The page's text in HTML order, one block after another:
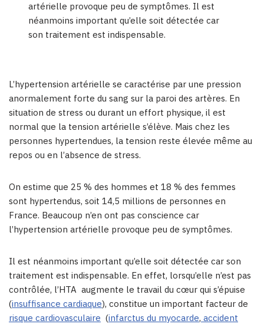
artérielle provoque peu de symptômes. Il est
néanmoins important qu’elle soit détectée car
son traitement est indispensable.
L’hypertension artérielle se caractérise par une pression
anormalement forte du sang sur la paroi des artères. En
situation de stress ou durant un effort physique, il est
normal que la tension artérielle s’élève. Mais chez les
personnes hypertendues, la tension reste élevée même au
repos ou en l’absence de stress.
On estime que 25 % des hommes et 18 % des femmes
sont hypertendus, soit 14,5 millions de personnes en
France. Beaucoup n’en ont pas conscience car
l’hypertension artérielle provoque peu de symptômes.
Il est néanmoins important qu’elle soit détectée car son
traitement est indispensable. En effet, lorsqu’elle n’est pas
contrôlée, l’HTA augmente le travail du cœur qui s’épuise
(insuffisance cardiaque), constitue un important facteur de
risque cardiovasculaire (infarctus du myocarde, accident